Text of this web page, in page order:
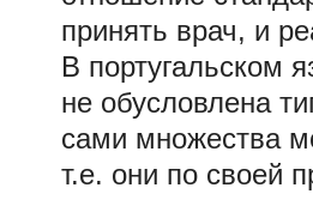
принять врач, и
В португальском
не обусловлена
сами множества
т.е. они по своей